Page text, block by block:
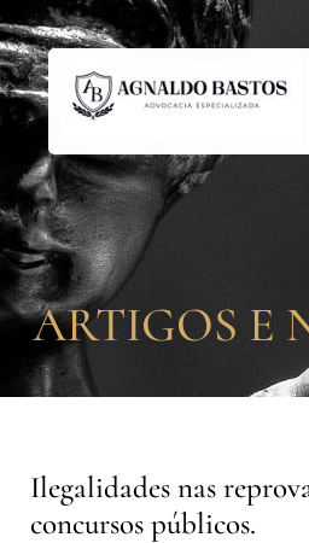
ARTIGOS E
Ilegalidades nas
concursos públicos.